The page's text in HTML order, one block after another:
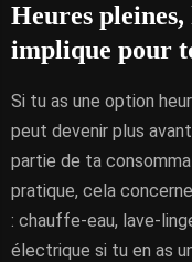
Heures pleines,
implique pour
Si tu as une option
peut devenir plus
partie de ta
pratique, cela
: chauffe-eau, lave-
électrique si tu en as